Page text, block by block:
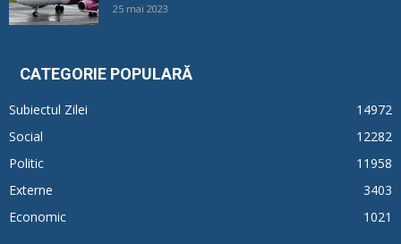
25 mai 2023
CATEGORIE POPULARĂ
Subiectul Zilei
14972
Social
12282
Politic
11958
Externe
3403
Economic
1021